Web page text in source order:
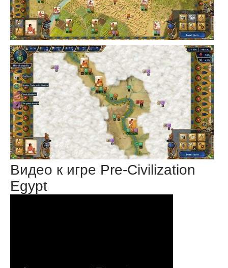
Видео к игре Pre-Civilization
Egypt